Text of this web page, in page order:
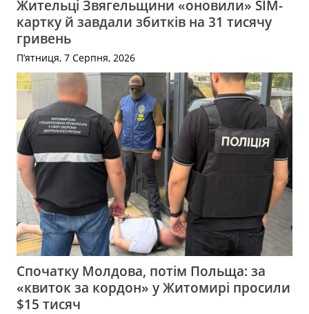
Жительці Звягельщини «оновили» SIM-
картку й завдали збитків на 31 тисячу
гривень
П’ятниця, 7 Серпня, 2026
Спочатку Молдова, потім Польща: за
«квиток за кордон» у Житомирі просили
$15 тисяч